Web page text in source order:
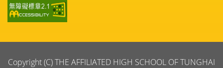
Copyright (C) THE AFFILIATED HIGH SCHOOL OF TUNGHAI